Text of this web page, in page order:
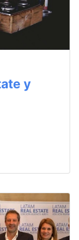
y